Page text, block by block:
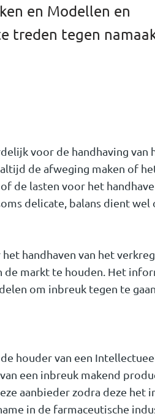
en Modellen en
treden tegen
voor de handhaving van
de afweging maken of
de lasten voor het
delicate, balans dient wel
handhaven van het
markt te houden. Het
om inbreuk tegen te gaan.
houder van een
een inbreuk makend
aanbieder zodra deze het
in de farmaceutische